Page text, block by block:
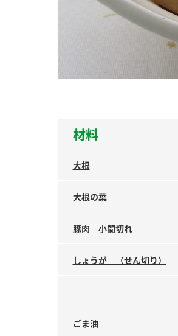
材料
大根
大根の葉
豚肉 小間切れ
しょうが （せん切り）
ごま油